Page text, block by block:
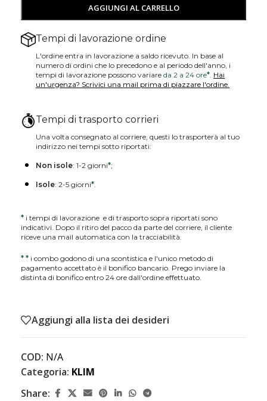
AGGIUNGI AL CARRELLO
Tempi di lavorazione ordine
L'ordine entra in lavorazione a saldo ricevuto. In base al
numero di ordini che lo precedono e al periodo dell'anno, i
tempi di lavorazione possono variare da 2 a 24 ore* Hai
un'urgenza? Scrivici una mail prima di piazzare l'ordine.
Tempi di trasporto corrieri
Una volta consegnato al corriere, questi lo trasporterà al tuo
indirizzo nei tempi sotto riportati:
Non isole: 1-2 giorni*;
Isole: 2-5 giorni*
* i tempi di lavorazione e di trasporto sopra riportati sono
indicativi. Dopo il ritiro del pacco da parte del corriere, il cliente
riceve una mail automatica con la tracciabilità.
* * i combo godono di una scontistica e l'unico metodo di
pagamento accettato è il bonifico bancario. Prego inviare la
distinta di bonifico entro 24 ore dall'ordine effettuato.
Aggiungi alla lista dei desideri
COD: N/A
Categoria: KLIM
Share: